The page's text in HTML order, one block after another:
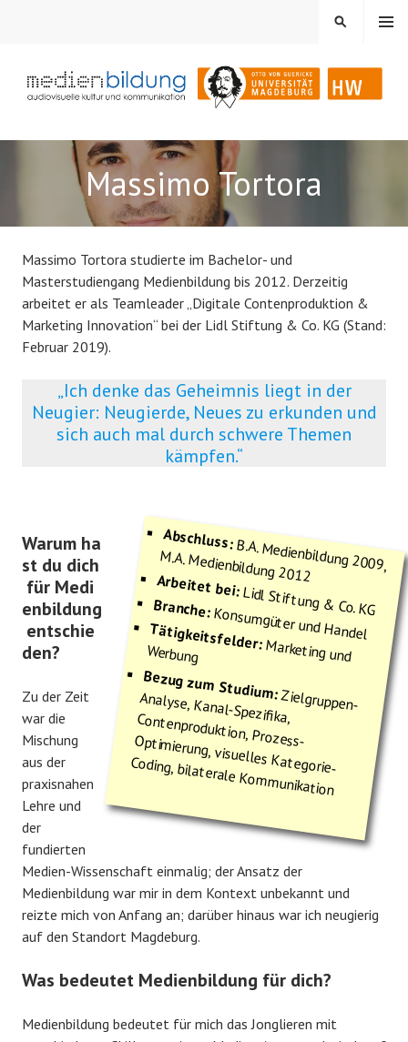
MEDIENBILDUNG
Audiovisuelle Kultur und Kommunikation
MENÜ
SUCHEN
Massimo Tortora
Massimo Tortora studierte im Bachelor- und
Masterstudiengang Medienbildung bis 2012. Derzeitig
arbeitet er als Teamleader „Digitale Contenproduktion &
Marketing Innovation“ bei der Lidl Stiftung & Co. KG (Stand:
Februar 2019).
„Ich denke das Geheimnis liegt in der
Neugier: Neugierde, Neues zu erkunden und
sich auch mal durch schwere Themen
kämpfen.“
Abschluss:B.A. Medienbildung 2009,
M.A. Medienbildung 2012
Arbeitet bei:Lidl Stiftung & Co. KG
Branche:Konsumgüter und Handel
Tätigkeitsfelder:Marketing und
Werbung
Bezug zum Studium:Zielgruppen-
Analyse, Kanal-Spezifika, Contenproduktion, Prozess-Optimierung, visuelles Kategorie-
Coding, bilaterale Kommunikation
Warum ha
st du dich
für Medi
enbildung
entschie
den?
Zu der Zeit
war die
Mischung
aus der
praxisnahen
Lehre und
der
fundierten
Medien-Wissenschaft einmalig; der Ansatz der
Medienbildung war mir in dem Kontext unbekannt und
reizte mich von Anfang an; darüber hinaus war ich neugierig
auf den Standort Magdeburg.
Was bedeutet Medienbildung für dich?
Medienbildung bedeutet für mich das Jonglieren mit